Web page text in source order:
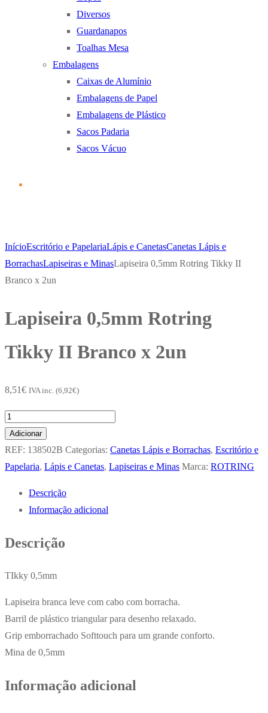
Diversos
Guardanapos
Toalhas Mesa
Embalagens
Caixas de Alumínio
Embalagens de Papel
Embalagens de Plástico
Sacos Padaria
Sacos Vácuo
InícioEscritório e PapelariaLápis e CanetasCanetas Lápis e
BorrachasLapiseiras e MinasLapiseira 0,5mm Rotring Tikky II
Branco x 2un
Lapiseira 0,5mm Rotring
Tikky II Branco x 2un
8,51€ IVA inc. (6,92€)
Quantidade
de
Lapiseira
0,5mm
x
Adicionar
REF: 138502B Categorias: Canetas Lápis e Borrachas, Escritório e
Papelaria, Lápis e Canetas, Lapiseiras e Minas Marca: ROTRING
Descrição
Informação adicional
Descrição
TIkky 0,5mm
Lapiseira branca leve com cabo com borracha.
Barril de plástico triangular para desenho relaxado.
Grip emborrachado Softtouch para um grande conforto.
Mina de 0,5mm
Informação adicional